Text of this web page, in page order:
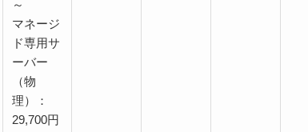
～
マネージ
ド専用サ
ーバー
（物
理）：
29,700円